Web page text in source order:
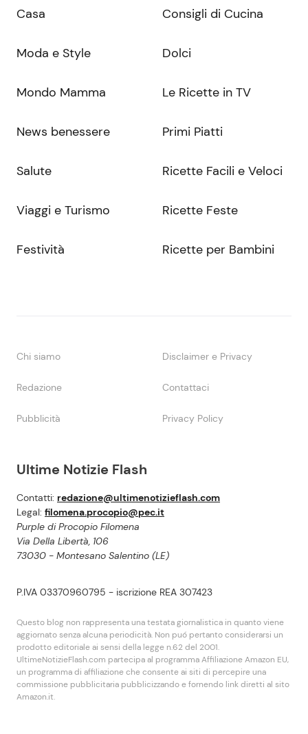
Ultime Notizie Flash
Contatti: redazione@ultimenotizieflash.com
Legal: filomena.procopio@pec.it
Purple di Procopio Filomena
Via Della Libertà, 106
73030 - Montesano Salentino (LE)
P.IVA 03370960795 - iscrizione REA 307423
Questo blog non rappresenta una testata giornalistica in quanto viene
aggiornato senza alcuna periodicità. Non puó pertanto considerarsi un
prodotto editoriale ai sensi della legge n.62 del 2001.
UltimeNotizieFlash.com partecipa al programma Affiliazione Amazon EU,
un programma di affiliazione che consente ai siti di percepire una
commissione pubblicitaria pubblicizzando e fornendo link diretti al sito
Amazon.it.
Casa
Moda e Style
Mondo Mamma
News benessere
Salute
Viaggi e Turismo
Festività
Consigli di Cucina
Dolci
Le Ricette in TV
Primi Piatti
Ricette Facili e Veloci
Ricette Feste
Ricette per Bambini
Chi siamo Disclaimer e Privacy
Redazione Contattaci
Pubblicità Privacy Policy